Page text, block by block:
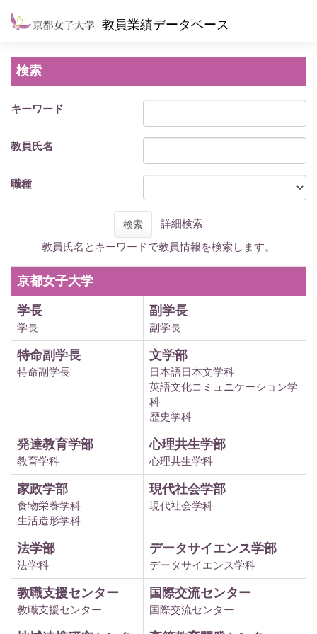
教員業績データベース
検索
キーワード
教員氏名
職種
検索
詳細検索
教員氏名とキーワードで教員情報を検索します。
京都女子大学
学長
学長
副学長
副学長
特命副学長
特命副学長
文学部
日本語日本文学科
英語文化コミュニケーション学
科
歴史学科
発達教育学部
教育学科
心理共生学部
心理共生学科
家政学部
食物栄養学科
生活造形学科
現代社会学部
現代社会学科
法学部
法学科
データサイエンス学部
データサイエンス学科
教職支援センター
教職支援センター
国際交流センター
国際交流センター